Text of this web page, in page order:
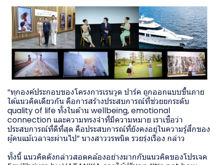
“ทุกองค์ประกอบของโครงการเรนวูด ปาร์ค ถูกออกแบบขึ้นภาย
ใต้แนวคิดเดียวกัน คือการสร้างประสบการณ์ที่ช่วยยกระดับ
quality of life ทั้งในด้าน wellbeing, emotional
connection และความทรงจำที่มีความหมาย เราเชื่อว่า
ประสบการณ์ที่ดีที่สุด คือประสบการณ์ที่ยังคงอยู่ในความรู้สึกของ
ผู้คนแม้เวลาจะผ่านไป” นางสาววรพนิต รวยรุ่งเรือง กล่าว
ทั้งนี้ แนวคิดดังกล่าวสอดคล้องอย่างมากกับแนวคิดของโปรเจค